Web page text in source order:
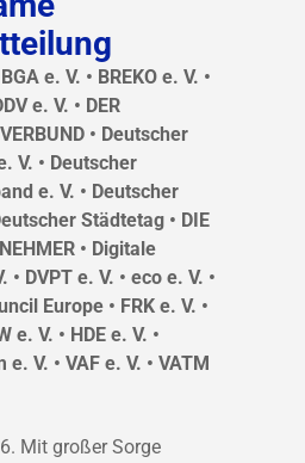
e. V. • BREKO e. V. •
e. V. • DER
• Deutscher
V. • Deutscher
e. V. • Deutscher
Städtetag • DIE
• Digitale
DVPT e. V. • eco e. V. •
Europe • FRK e. V. •
e. V. • HDE e. V. •
e. V. • VAF e. V. • VATM
Mit großer Sorge